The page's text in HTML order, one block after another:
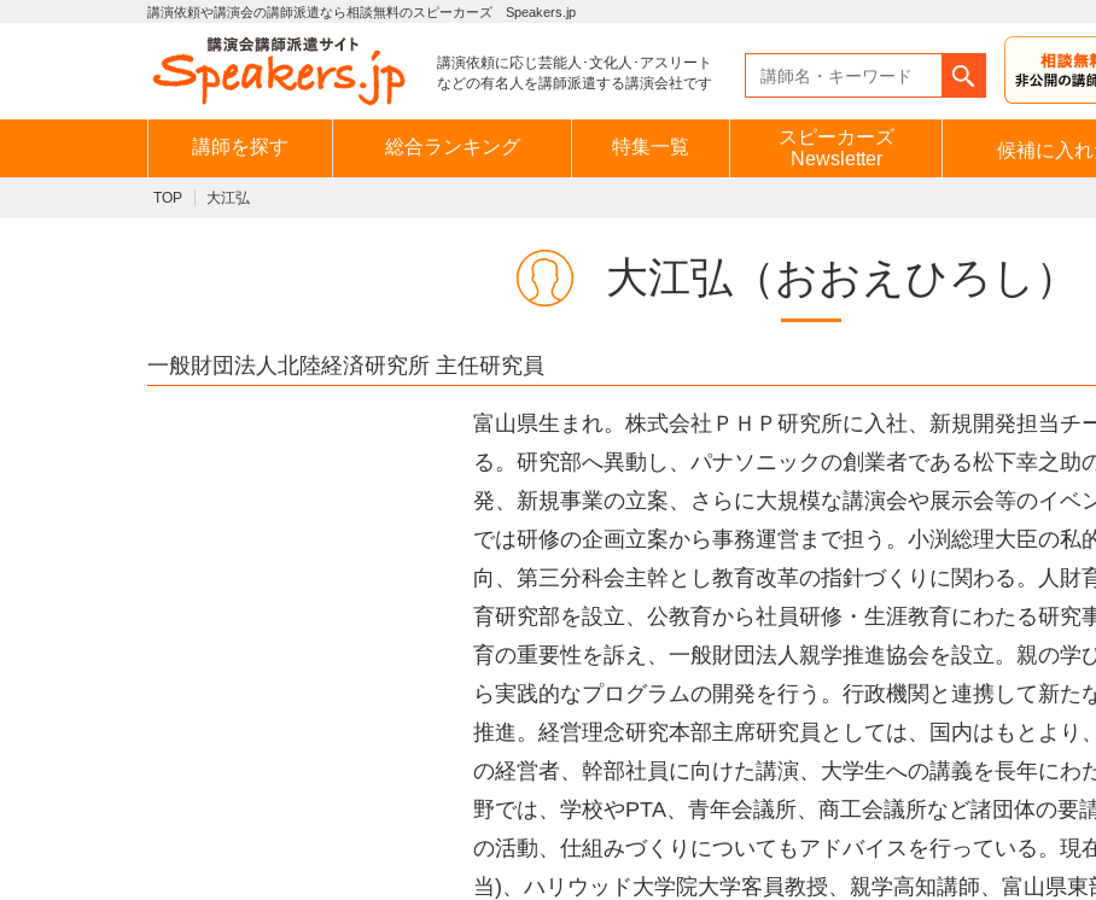
講演依頼や講演会の講師派遣なら相談無料のスピーカーズ Speakers.jp
講演依頼に応じ芸能人･文化人･アスリート
などの有名人を講師派遣する講演会社です
講師を探す 総合ランキング 特集一覧
スピーカーズ
Newsletter
候補に入
TOP 大江弘
大江弘 （おおえひろし）
一般財団法人北陸経済研究所 主任研究員
富山県生まれ。株式会社ＰＨＰ研究所に入社、新規開発担当チ
る。研究部へ異動し、パナソニックの創業者である松下幸之助
発、新規事業の立案、さらに大規模な講演会や展示会等のイベ
では研修の企画立案から事務運営まで担う。小渕総理大臣の私
向、第三分科会主幹とし教育改革の指針づくりに関わる。人財
育研究部を設立、公教育から社員研修・生涯教育にわたる研究
育の重要性を訴え、一般財団法人親学推進協会を設立。親の学
ら実践的なプログラムの開発を行う。行政機関と連携して新た
推進。経営理念研究本部主席研究員としては、国内はもとより
の経営者、幹部社員に向けた講演、大学生への講義を長年にわ
野では、学校やPTA、青年会議所、商工会議所など諸団体の要
の活動、仕組みづくりについてもアドバイスを行っている。現
当)、ハリウッド大学院大学客員教授、親学高知講師、富山県東